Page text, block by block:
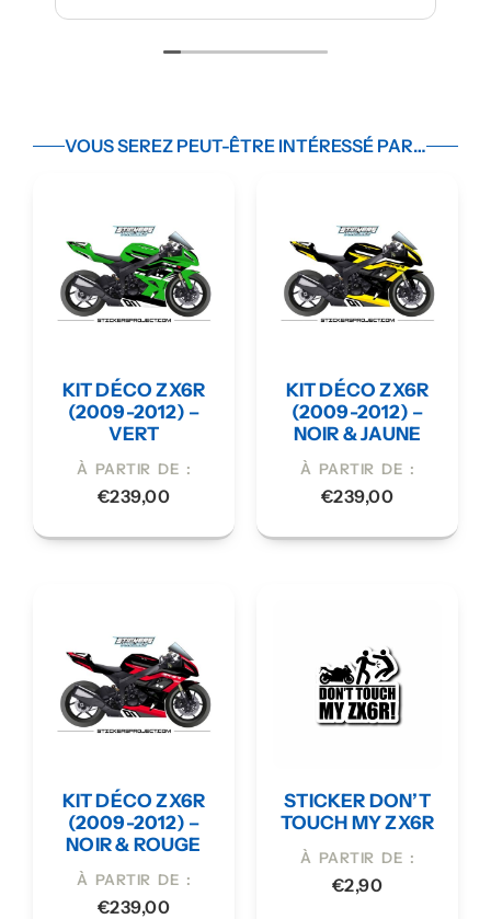
VOUS SEREZ PEUT-ÊTRE INTÉRESSÉ PAR…
KIT DÉCO ZX6R
(2009-2012) –
VERT
À PARTIR DE :
€239,00
KIT DÉCO ZX6R
(2009-2012) –
NOIR & JAUNE
À PARTIR DE :
€239,00
KIT DÉCO ZX6R
(2009-2012) –
NOIR & ROUGE
À PARTIR DE :
€239,00
STICKER DON’T
TOUCH MY ZX6R
À PARTIR DE :
€2,90